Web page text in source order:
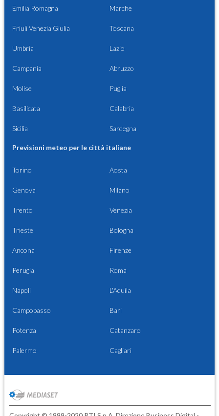
Emilia Romagna Marche
Friuli Venezia Giulia Toscana
Umbria Lazio
Campania Abruzzo
Molise Puglia
Basilicata Calabria
Sicilia Sardegna
Previsioni meteo per le città italiane
Torino Aosta
Genova Milano
Trento Venezia
Trieste Bologna
Ancona Firenze
Perugia Roma
Napoli L'Aquila
Campobasso Bari
Potenza Catanzaro
Palermo Cagliari